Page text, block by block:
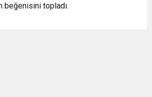
beğenisini topladı.